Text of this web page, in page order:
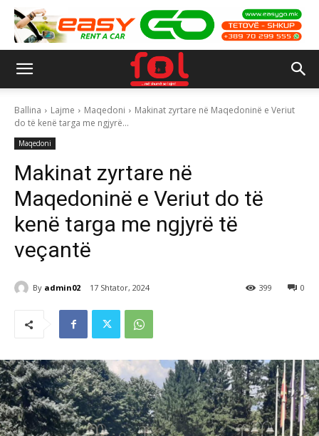
Ballina Lajme Maqedoni
Makinat zyrtare në Maqedoninë e Veriut
do të kenë targa me ngjyrë...
Maqedoni
Makinat zyrtare në
Maqedoninë e Veriut do të
kenë targa me ngjyrë të
veçantë
By admin02 17 Shtator, 2024 0
399